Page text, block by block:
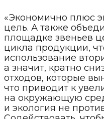
«Экономично плюс
цель. А также
площадке звеньев
цикла продукции,
использование
а значит, кратно
отходов, которые
что приводит к
на окружающую
и экология не